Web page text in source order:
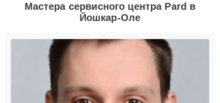
Мастера сервисного центра Pard в
Йошкар-Оле